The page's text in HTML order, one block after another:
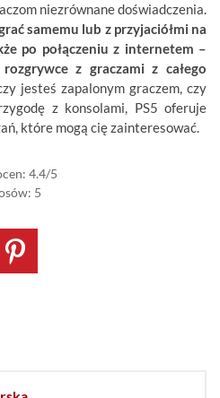
niezrównane doświadczenia.
samemu lub z przyjaciółmi na
po połączeniu z internetem –
z graczami z całego
jesteś zapalonym graczem, czy
z konsolami, PS5 oferuje
które mogą cię zainteresować.
4.4/5
5